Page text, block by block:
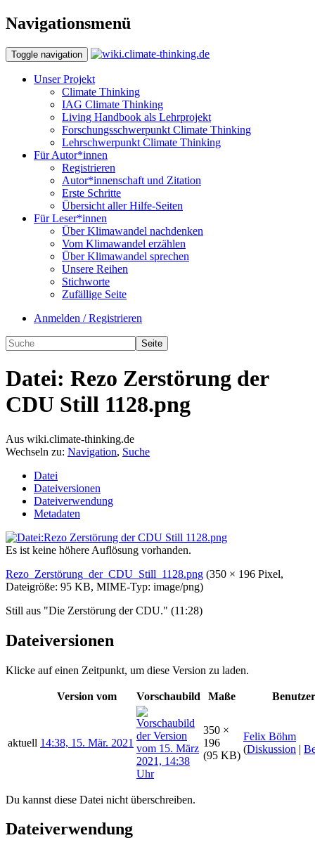
Navigationsmenü
Toggle navigation
Unser Projekt
Climate Thinking
IAG Climate Thinking
Living Handbook als Lehrprojekt
Forschungsschwerpunkt Climate Thinking
Lehrschwerpunkt Climate Thinking
Für Autor*innen
Registrieren
Autor*innenschaft und Zitation
Erste Schritte
Übersicht aller Hilfe-Seiten
Für Leser*innen
Über Klimawandel nachdenken
Vom Klimawandel erzählen
Über Klimawandel sprechen
Unsere Reihen
Stichworte
Zufällige Seite
Anmelden / Registrieren
Datei: Rezo Zerstörung der
CDU Still 1128.png
Aus wiki.climate-thinking.de
Wechseln zu: Navigation, Suche
Datei
Dateiversionen
Dateiverwendung
Metadaten
Es ist keine höhere Auflösung vorhanden.
Rezo_Zerstörung_der_CDU_Still_1128.png (350 × 196 Pixel,
Dateigröße: 95 KB, MIME-Typ: image/png)
Still aus "Die Zerstörung der CDU." (11:28)
Dateiversionen
Klicke auf einen Zeitpunkt, um diese Version zu laden.
Version vom Vorschaubild Maße Benutzer
aktuell 14:38, 15. Mär. 2021
350 ×
196
(95 KB)
Felix Böhm
(Diskussion |
Du kannst diese Datei nicht überschreiben.
Dateiverwendung